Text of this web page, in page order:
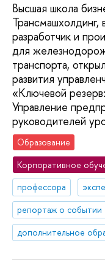
Высшая школа
разработчик и
для
транспорта,
развития
«Ключевой
Управление
руководителей
Образование
Корпоративное
профессора
репортаж о событии
дополнительное